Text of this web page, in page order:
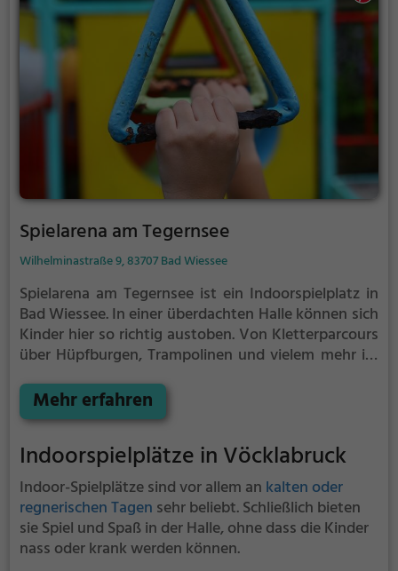
veranstalten. Auf den abwechslungsreichen
Parcours wird es weder dem Geburtstagskind, noch
den Gästen so schnell langweilig.
Spielarena am Tegernsee
Wilhelminastraße 9, 83707 Bad Wiessee
Spielarena am Tegernsee ist ein Indoorspielplatz in
Bad Wiessee.In einer überdachten Halle können sich
Kinder hier so richtig austoben. Von Kletterparcours
über Hüpfburgen, Trampolinen und vielem mehr ist
Mehr erfahren
Indoorspielplätze in Vöcklabruck
Indoor-Spielplätze sind vor allem an kalten oder
regnerischen Tagen sehr beliebt. Schließlich bieten
sie Spiel und Spaß in der Halle, ohne dass die Kinder
nass oder krank werden können.